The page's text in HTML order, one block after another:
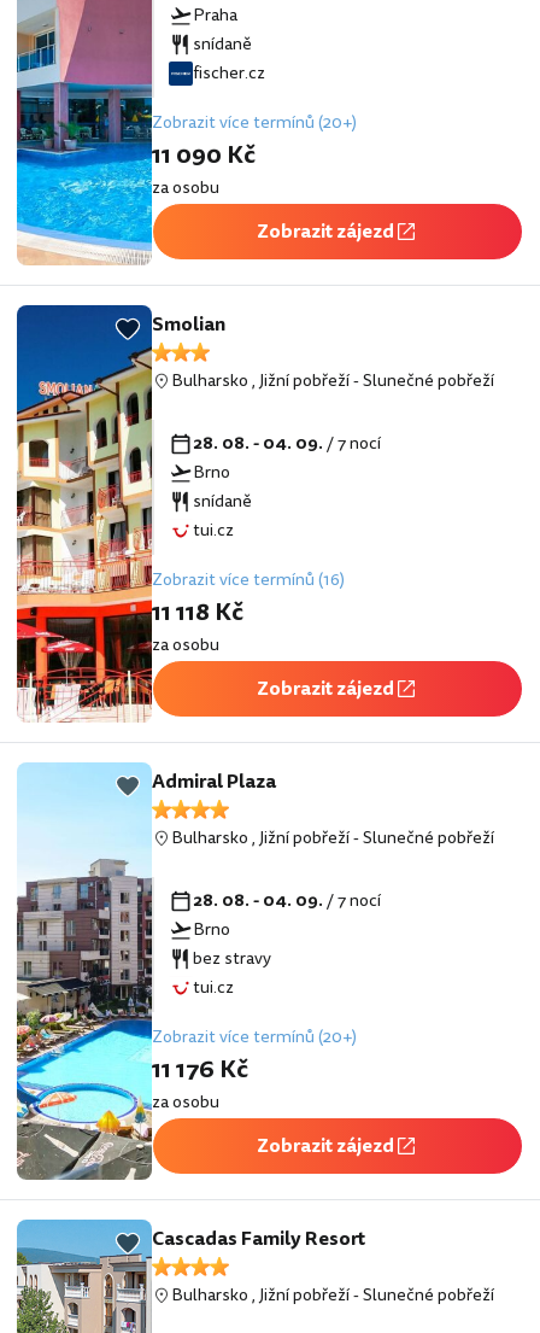
Praha
snídaně
fischer.cz
Zobrazit více termínů (20+)
11 090 Kč
za osobu
Zobrazit zájezd
Smolian
Bulharsko,Jižní pobřeží-Slunečné pobřeží
28. 08. - 04. 09./ 7 nocí
Brno
snídaně
tui.cz
Zobrazit více termínů (16)
11 118 Kč
za osobu
Zobrazit zájezd
Admiral Plaza
Bulharsko,Jižní pobřeží-Slunečné pobřeží
28. 08. - 04. 09./ 7 nocí
Brno
bez stravy
tui.cz
Zobrazit více termínů (20+)
11 176 Kč
za osobu
Zobrazit zájezd
Cascadas Family Resort
Bulharsko,Jižní pobřeží-Slunečné pobřeží